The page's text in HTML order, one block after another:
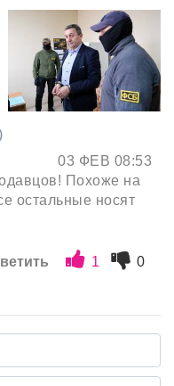
03 ФЕВ 08:53
Похоже на
остальные носят
1
0